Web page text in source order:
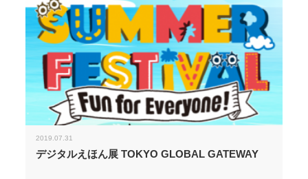
2019.07.31
デジタルえほん展 TOKYO GLOBAL GATEWAY